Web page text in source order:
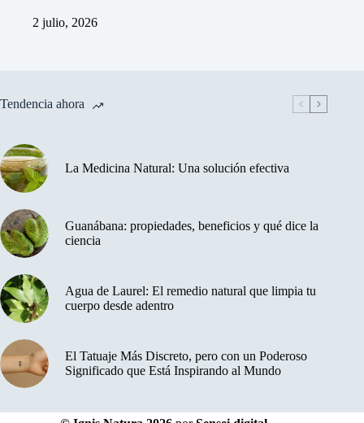
2 julio, 2026
Tendencia ahora
La Medicina Natural: Una solución efectiva
Guanábana: propiedades, beneficios y qué dice la
ciencia
Agua de Laurel: El remedio natural que limpia tu
cuerpo desde adentro
El Tatuaje Más Discreto, pero con un Poderoso
Significado que Está Inspirando al Mundo